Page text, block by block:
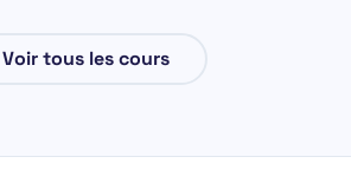
Voir tous les cours